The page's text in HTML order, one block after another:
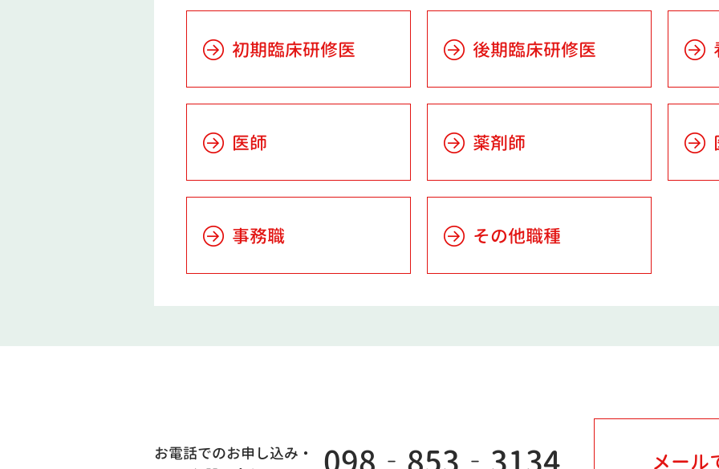
初期臨床研修医 後期臨床研修医
医師 薬剤師
事務職 その他職種
お電話でのお申し込み・
メール